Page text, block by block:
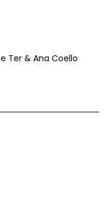
Ter & Ana Coello